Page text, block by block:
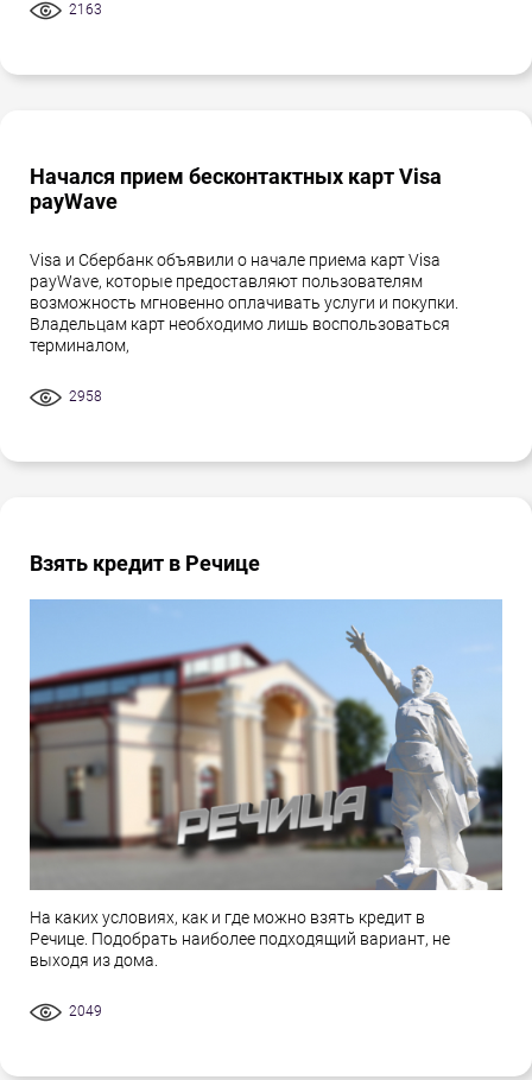
2163
Начался прием бесконтактных карт Visa
payWave
Visa и Сбербанк объявили о начале приема карт Visa
payWave, которые предоставляют пользователям
возможность мгновенно оплачивать услуги и покупки.
Владельцам карт необходимо лишь воспользоваться
терминалом,
2958
Взять кредит в Речице
На каких условиях, как и где можно взять кредит в
Речице. Подобрать наиболее подходящий вариант, не
выходя из дома.
2049